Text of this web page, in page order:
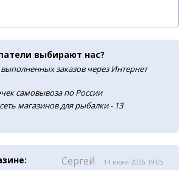
выбирают нас?
заказов через Интернет
самовывоза по России
магазинов для рыбалки - 13
Сергей 14 июня 2026 19:05